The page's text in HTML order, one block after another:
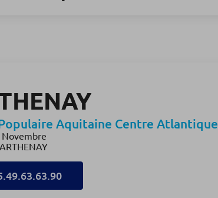
Aquitaine Centre Atlantique
Novembre